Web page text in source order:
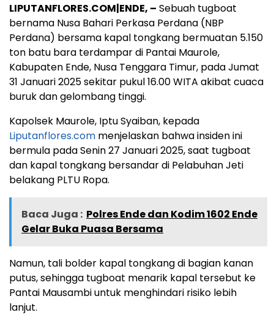
LIPUTANFLORES.COM|ENDE, – Sebuah tugboat
bernama Nusa Bahari Perkasa Perdana (NBP
Perdana) bersama kapal tongkang bermuatan 5.150
ton batu bara terdampar di Pantai Maurole,
Kabupaten Ende, Nusa Tenggara Timur, pada Jumat
31 Januari 2025 sekitar pukul 16.00 WITA akibat cuaca
buruk dan gelombang tinggi.
Kapolsek Maurole, Iptu Syaiban, kepada
Liputanflores.com menjelaskan bahwa insiden ini
bermula pada Senin 27 Januari 2025, saat tugboat
dan kapal tongkang bersandar di Pelabuhan Jeti
belakang PLTU Ropa.
Baca Juga : Polres Ende dan Kodim 1602 Ende
Gelar Buka Puasa Bersama
Namun, tali bolder kapal tongkang di bagian kanan
putus, sehingga tugboat menarik kapal tersebut ke
Pantai Mausambi untuk menghindari risiko lebih
lanjut.